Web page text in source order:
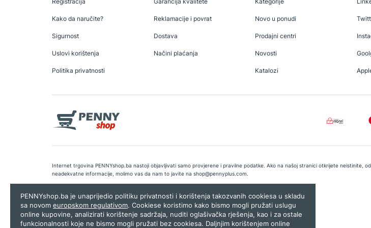
Kako da naručite?
Sigurnost
Uslovi korištenja
Politika privatnosti
Reklamacije i povrat
Dostava
Načini plaćanja
Novo u ponudi
Prodajni centri
Novosti
Katalozi
Internet trgovina PENNYshop.ba nastoji objavljivati samo provjerene i pravilne podatke. Ako na našoj stranici otkrijete neistinite,
neadekvatne informacije, molimo vas da nam to javite na shop@pennyplus.com.
Copyright © 2026.Penny plus d.o.o. Sarajevo.Dizajn i programiranje:Lampa.ba
PENNYshop.ba je unaprijedio politiku privatnosti i korištenja takozvanih cookiesa u skladu
sa novom europskom regulativom. Cookiese koristimo kako bismo mogli pružati uslugu
online kupovine, analizirati korištenje sadržaja, nuditi oglašivačka rješenja, kao i za ostale
funkcionalnosti koje ne bismo mogli pružati bez cookiesa. Daljnjim korištenjem online